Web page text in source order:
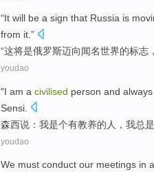
“It will be a sign that Russia is
from it .”
“这将是俄罗斯迈向闻名世界的标志
youdao
"I am a civilised person and always
Sensi
森西说： 我是个有教养的 人 ，我总是
youdao
We must conduct our meetings in a